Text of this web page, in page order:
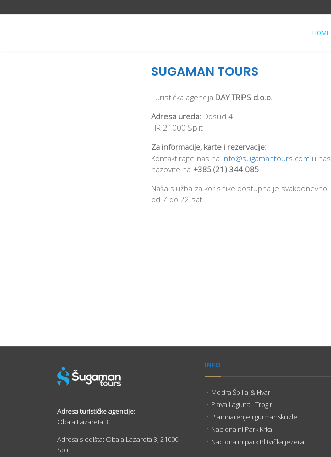
HOME
SUGAMAN TOURS
Turistička agencija DAY TRIPS d.o.o.
Adresa ureda: Dosud 4
HR 21000 Split
Za informacije, karte i rezervacije:
Kontaktirajte nas na info@sugamantours.com ili nas
nazovite na +385 (21) 344 085
Naša služba za korisnike dostupna je svakodnevno
od 7 do 22 sati.
Adresa turističke agencije:
Obala Lazareta 3
Adresa sjedišta: Obala Lazareta 3, 21000
Split
INFO
Modra Špilja & Hvar
Plava Laguna i Trogir
Planinarenje i gurmanski izlet
Nacionalni Park Krka
Nacionalni park Plitvička jezera